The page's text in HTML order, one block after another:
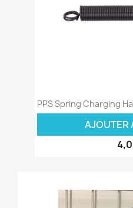
PPS Spring Charging
AJOUTER